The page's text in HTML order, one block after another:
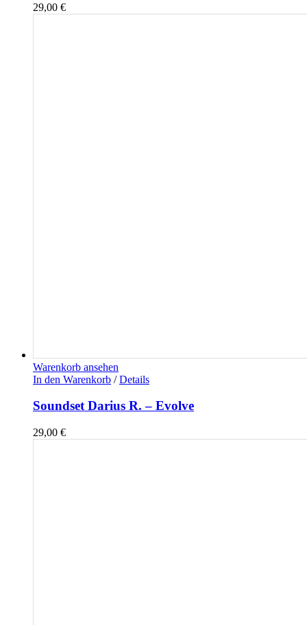
29,00 €
Warenkorb ansehen
In den Warenkorb / Details
Soundset Darius R. – Evolve
29,00 €